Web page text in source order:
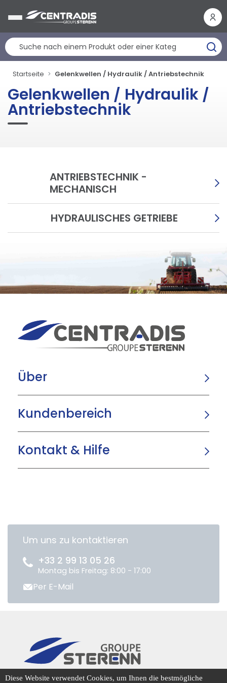
Startseite Gelenkwellen / Hydraulik / Antriebstechnik
Gelenkwellen / Hydraulik /
Antriebstechnik
ANTRIEBSTECHNIK -
MECHANISCH
HYDRAULISCHES GETRIEBE
Über
Kundenbereich
Kontakt & Hilfe
Um uns zu kontaktieren
+33 2 99 13 05 26
Montag bis Freitag: 8:00 - 17:00
Per E-Mail
CENTRADIS © 2026
Diese Website verwendet Cookies, um Ihnen die bestmögliche